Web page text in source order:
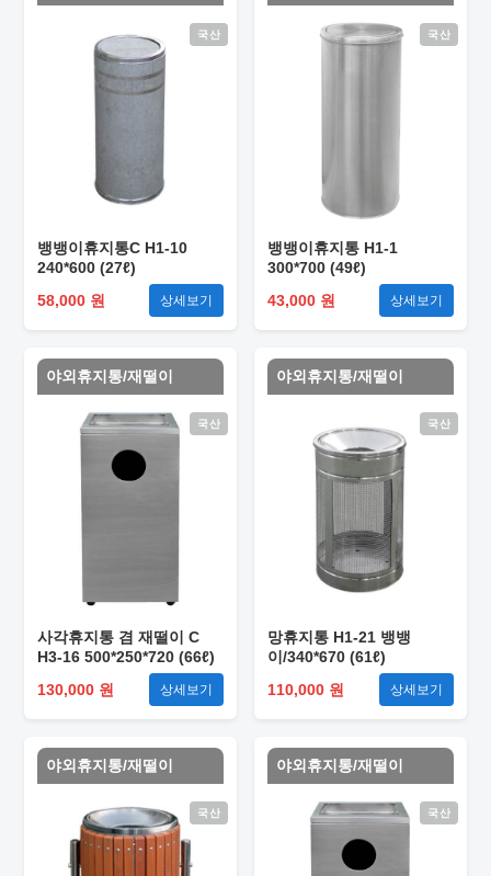
국산
뱅뱅이휴지통C H1-10
240*600 (27ℓ)
58,000 원
상세보기
국산
뱅뱅이휴지통 H1-1
300*700 (49ℓ)
43,000 원
상세보기
야외휴지통/재떨이
국산
사각휴지통 겸 재떨이 C
H3-16 500*250*720 (66ℓ)
130,000 원
상세보기
야외휴지통/재떨이
국산
망휴지통 H1-21 뱅뱅
이/340*670 (61ℓ)
110,000 원
상세보기
야외휴지통/재떨이
국산
야외휴지통/재떨이
국산